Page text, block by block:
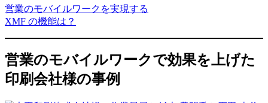
営業のモバイルワークを実現する
XMF の機能は？
営業のモバイルワークで効果を上げた
印刷会社様の事例